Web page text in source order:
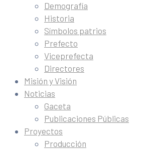
Demografía
Historia
Símbolos patrios
Prefecto
Viceprefecta
Directores
Misión y Visión
Noticias
Gaceta
Publicaciones Públicas
Proyectos
Producción